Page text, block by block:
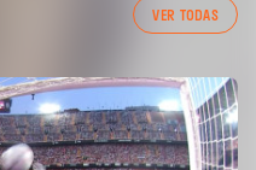
VER TODAS